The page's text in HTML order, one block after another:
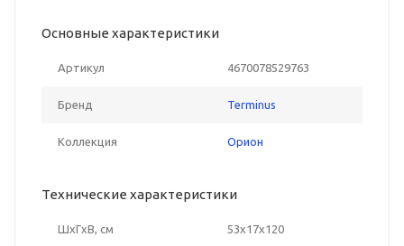
Основные характеристики
Артикул 4670078529763
Бренд Terminus
Коллекция Орион
Технические характеристики
ШxГxВ, см 53x17x120